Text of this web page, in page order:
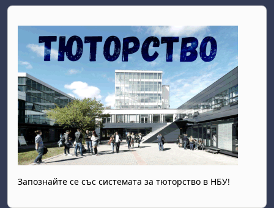
Запознайте се със системата за тюторство в НБУ!